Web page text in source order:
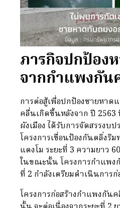
ภารกิจปกป้อง
จากกำแพงกัน
การต่อสู้เพื่อปกป้องชายหาด
คลื่นเกิดขึ้นหลังจาก ปี 2563
ผังเมือง ได้รับการจัดสรรงบ
โครงการเขื่อนป้องกันตลิ่งริ
แตงโม ระยะที่ 3 ความยาว
ในขณะนั้น โครงการกำแพง
ที่ 2 กำลังเตรียมดำเนินการก่
โครงการก่อสร้างกำแพงกัน